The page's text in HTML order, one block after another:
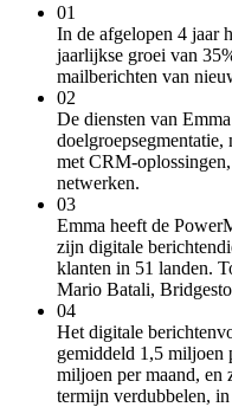
01
In de afgelopen 4 jaar
jaarlijkse groei van
mailberichten van
02
De diensten van
met CRM-
netwerken.
03
Emma heeft de
zijn digitale
klanten in 51 landen.
Mario Batali,
04
Het digitale
gemiddeld 1,5 miljoen
miljoen per maand, en
termijn verdubbelen,